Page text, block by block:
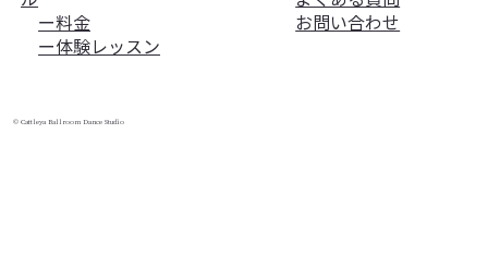
© Cattleya Ballroom Dance Studio
ー料金
ー体験レッスン
お問い合わせ